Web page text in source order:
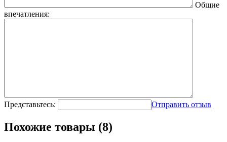
Общие
впечатления:
Представьтесь: Отправить отзыв
Похожие товары (8)